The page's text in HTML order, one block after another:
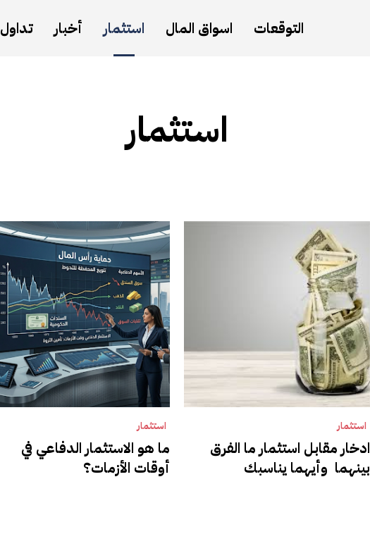
التوقعات اسواق المال استثمار أخبار تداول
استثمار
استثمار
ادخار مقابل استثمار ما الفرق
بينهما وأيهما يناسبك
استثمار
ما هو الاستثمار الدفاعي في
أوقات الأزمات؟